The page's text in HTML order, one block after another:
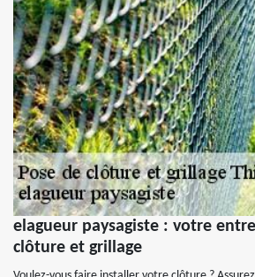
elagueur paysagiste : votre
clôture et grillage